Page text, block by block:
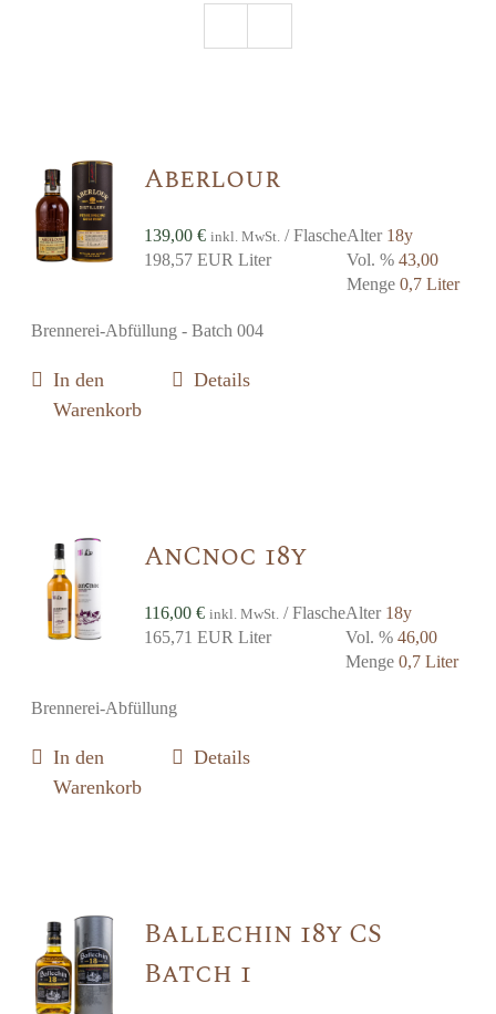
Aberlour
139,00€ inkl. MwSt. / Flasche
198,57 EUR Liter
Alter 18y
Vol. %43,00
Menge0,7 Liter
Brennerei-Abfüllung - Batch 004
In den
Warenkorb
Details
AnCnoc 18y
116,00€ inkl. MwSt. / Flasche
165,71 EUR Liter
Alter 18y
Vol. %46,00
Menge0,7 Liter
Brennerei-Abfüllung
In den
Warenkorb
Details
Ballechin 18y CS
Batch 1